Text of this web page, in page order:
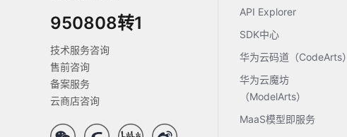
950808转1
技术服务咨询
售前咨询
备案服务
云商店咨询
API Explorer
SDK中心
华为云码道（CodeArts）
华为云魔坊
（ModelArts）
MaaS模型即服务